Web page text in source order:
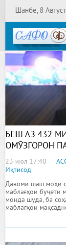
Шанбе, 8
БЕШ АЗ 432
ОМӮЗГОРОН
23 июл 17:40
Иқтисод
Давоми шаш моҳи
маблағҳои буҷети
монда шуда, ба
маблағҳои